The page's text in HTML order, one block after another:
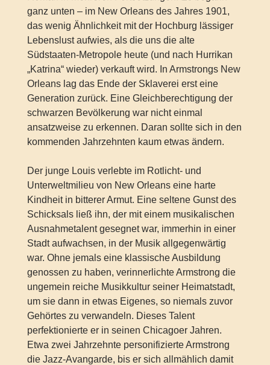
ganz unten – im New Orleans des Jahres 1901,
das wenig Ähnlichkeit mit der Hochburg lässiger
Lebenslust aufwies, als die uns die alte
Südstaaten-Metropole heute (und nach Hurrikan
„Katrina“ wieder) verkauft wird. In Armstrongs New
Orleans lag das Ende der Sklaverei erst eine
Generation zurück. Eine Gleichberechtigung der
schwarzen Bevölkerung war nicht einmal
ansatzweise zu erkennen. Daran sollte sich in den
kommenden Jahrzehnten kaum etwas ändern.
Der junge Louis verlebte im Rotlicht- und
Unterweltmilieu von New Orleans eine harte
Kindheit in bitterer Armut. Eine seltene Gunst des
Schicksals ließ ihn, der mit einem musikalischen
Ausnahmetalent gesegnet war, immerhin in einer
Stadt aufwachsen, in der Musik allgegenwärtig
war. Ohne jemals eine klassische Ausbildung
genossen zu haben, verinnerlichte Armstrong die
ungemein reiche Musikkultur seiner Heimatstadt,
um sie dann in etwas Eigenes, so niemals zuvor
Gehörtes zu verwandeln. Dieses Talent
perfektionierte er in seinen Chicagoer Jahren.
Etwa zwei Jahrzehnte personifizierte Armstrong
die Jazz-Avangarde, bis er sich allmählich damit